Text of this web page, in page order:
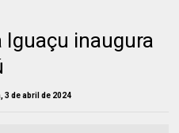
Iguaçu inaugura
3 de abril de 2024